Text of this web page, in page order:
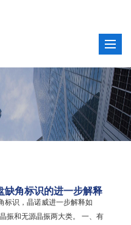
缺角标识的进一步解释
标识，晶诺威进一步解释如
振和无源晶振两大类。 一、有